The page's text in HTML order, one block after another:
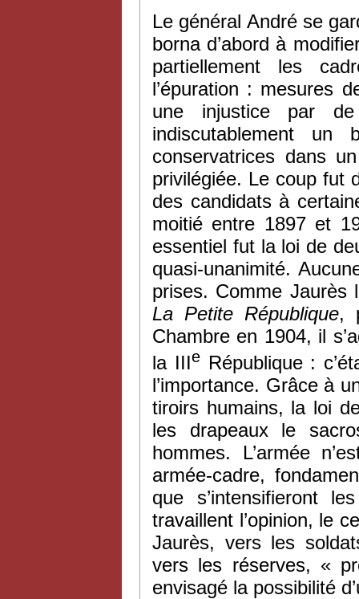
Le général André se
borna d’abord à
partiellement les
l’épuration : mesures
une injustice par
indiscutablement
conservatrices dans
privilégiée. Le coup fut
des candidats à
moitié entre 1897 et
essentiel fut la loi de
quasi-unanimité.
prises. Comme Jaurès
La Petite République,
Chambre en 1904, il
la IIIeRépublique :
l’importance. Grâce à
tiroirs humains, la loi
les drapeaux le
hommes. L’armée
armée-cadre,
que s’intensifieront
travaillent l’opinion, le
Jaurès, vers les
vers les réserves, «
envisagé la possibilité